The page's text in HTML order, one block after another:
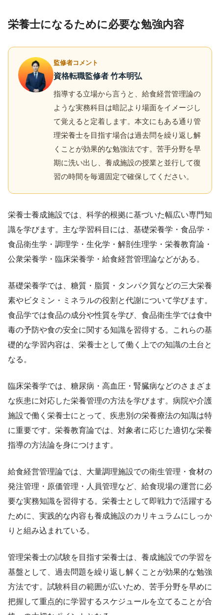
栄養士になるために必要な勉強内容
監修者コメント
資格転職監修者 竹本明弘
指導する立場から言うと、給食経営管理論の
ような実務科目は暗記より場面をイメージし
て覚えると定着します。本文にもある通り管
理栄養士を目指す場合は過去問を繰り返し解
くことが効果的な勉強法です。苦手分野を早
期に洗い出し、養成施設の授業と並行して復
習の時間を毎週固定で確保してください。
栄養士養成施設では、科学的根拠に基づいた幅広い専門知
識を学びます。主な学習科目には、基礎栄養学・食品学・
食品衛生学・調理学・生化学・解剖生理学・栄養教育論・
公衆栄養学・臨床栄養学・給食経営管理論などがある。
基礎栄養学では、糖質・脂質・タンパク質などの三大栄養
素やビタミン・ミネラルの役割と代謝について学びます。
食品学では食品の成分や性質を学び、食品衛生学では食中
毒の予防や食の安全に関する知識を習得する。これらの基
礎的な学習内容は、栄養士として働く上での知識の土台と
なる。
臨床栄養学では、糖尿病・高血圧・腎臓病などのさまざま
な疾患に対応した栄養管理の方法を学びます。病院や介護
施設で働く栄養士にとって、疾患別の栄養療法の知識は特
に重要です。栄養教育論では、対象者に応じた適切な栄養
指導の方法論を身につけます。
給食経営管理論では、大量調理施設での衛生管理・食材の
発注管理・原価管理・人員管理など、給食現場の運営に必
要な実務知識を習得する。栄養士として即戦力で活躍する
ために、実践的な内容も養成施設のカリキュラムにしっか
りと組み込まれている。
管理栄養士の試験を目指す栄養士は、養成施設での学習を
基盤として、過去問題を繰り返し解くことが効果的な勉強
方法です。試験科目の範囲が広いため、苦手分野を早めに
把握して重点的に学習するスケジュールを立てることが合